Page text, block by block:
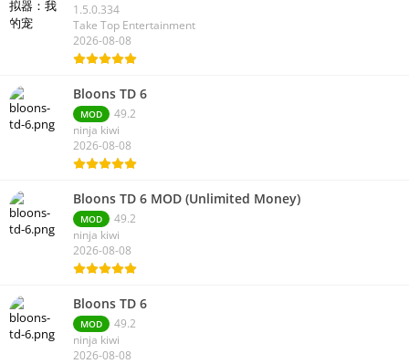
1.5.0.334
Take Top Entertainment
2026-08-08
Bloons TD 6
MOD
49.2
ninja kiwi
2026-08-08
Bloons TD 6 MOD (Unlimited Money)
MOD
49.2
ninja kiwi
2026-08-08
Bloons TD 6
MOD
49.2
ninja kiwi
2026-08-08